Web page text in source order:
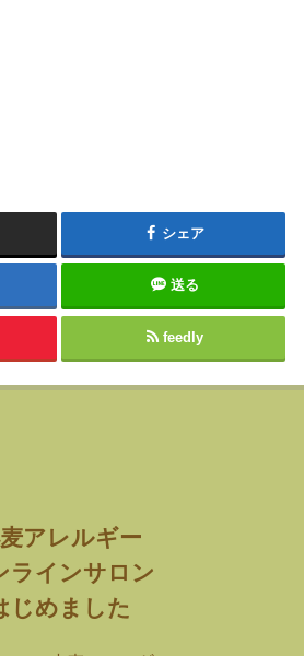
シェア
送る
feedly
アレルギー
ラインサロン
じめました